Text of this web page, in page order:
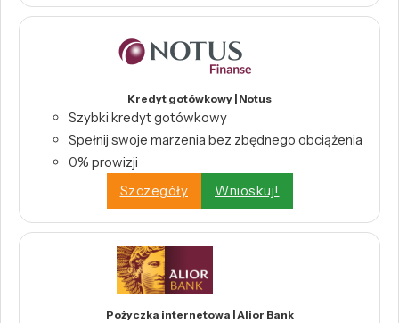
Kredyt gotówkowy | Notus
Szybki kredyt gotówkowy
Spełnij swoje marzenia bez zbędnego obciążenia
0% prowizji
Szczegóły
Wnioskuj!
Pożyczka internetowa | Alior Bank